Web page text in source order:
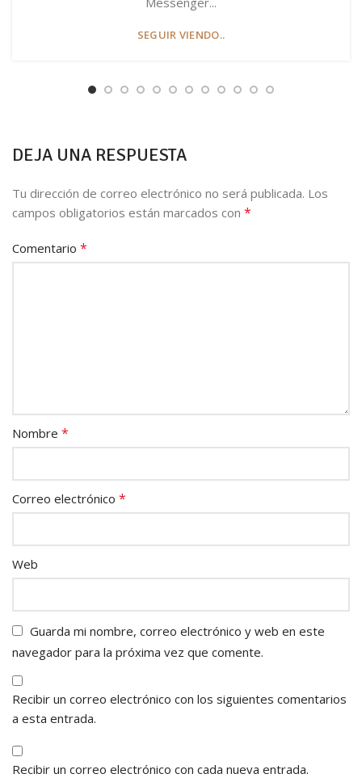
SEGUIR VIENDO..
DEJA UNA RESPUESTA
Tu dirección de correo electrónico no será publicada. Los
campos obligatorios están marcados con *
Comentario *
Nombre *
Correo electrónico *
Web
Guarda mi nombre, correo electrónico y web en este
navegador para la próxima vez que comente.
Recibir un correo electrónico con los siguientes comentarios
a esta entrada.
Recibir un correo electrónico con cada nueva entrada.